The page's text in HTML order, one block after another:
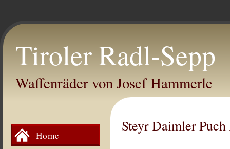
Tiroler Radl-Sepp
Waffenräder von Josef Hammerle
Home
Steyr Daimler